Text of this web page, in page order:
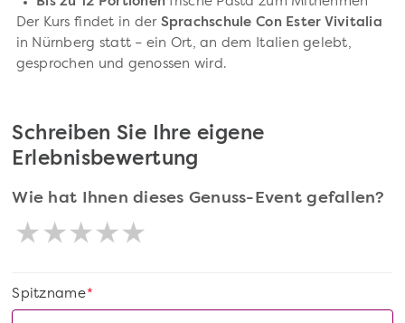
Der Kurs findet in der Sprachschule Con Ester Vivitalia
in Nürnberg statt – ein Ort, an dem Italien gelebt,
gesprochen und genossen wird.
Schreiben Sie Ihre eigene
Erlebnisbewertung
Wie hat Ihnen dieses Genuss-Event gefallen?
*
Spitzname